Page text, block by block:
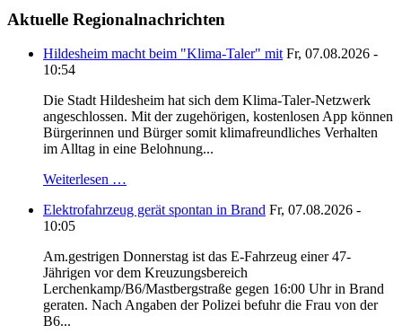
Aktuelle Regionalnachrichten
Hildesheim macht beim "Klima-Taler" mit Fr, 07.08.2026 -
10:54
Die Stadt Hildesheim hat sich dem Klima-Taler-Netzwerk
angeschlossen. Mit der zugehörigen, kostenlosen App können
Bürgerinnen und Bürger somit klimafreundliches Verhalten
im Alltag in eine Belohnung...
Weiterlesen …
Elektrofahrzeug gerät spontan in Brand Fr, 07.08.2026 -
10:05
Am.gestrigen Donnerstag ist das E-Fahrzeug einer 47-
Jährigen vor dem Kreuzungsbereich
Lerchenkamp/B6/Mastbergstraße gegen 16:00 Uhr in Brand
geraten. Nach Angaben der Polizei befuhr die Frau von der
B6...